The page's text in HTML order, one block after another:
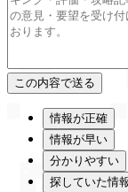
情報が正確
情報が早い
分かりやすい
探していた情